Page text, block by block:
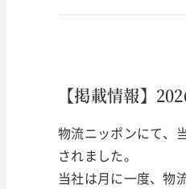
【掲載情報】
物流ニッポンにて、
されました。
当社は月に一度、物